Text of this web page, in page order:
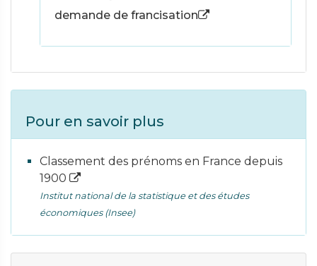
demande de francisation
Pour en savoir plus
Classement des prénoms en France depuis
1900
Institut national de la statistique et des études
économiques (Insee)